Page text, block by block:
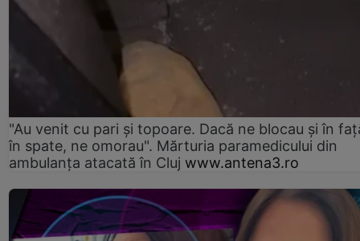
"Au venit cu pari și topoare. Dacă ne blocau şi în
în spate, ne omorau". Mărturia paramedicului din
ambulanţa atacată în Cluj www.antena3.ro